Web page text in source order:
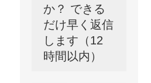
か？ できる
だけ早く返信
します（12
時間以内）